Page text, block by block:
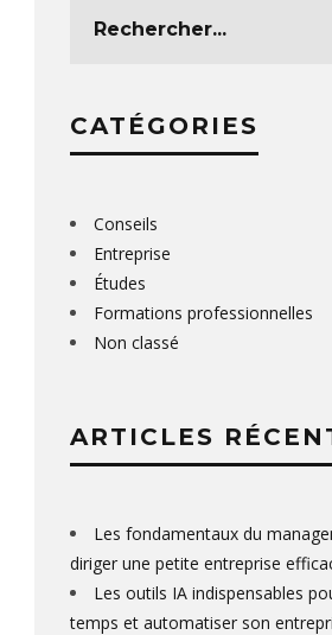
CATÉGORIES
Conseils
Entreprise
Études
Formations professionnelles
Non classé
ARTICLES
Les fondamentaux du
diriger une petite entreprise
Les outils IA indispensables
temps et automatiser son